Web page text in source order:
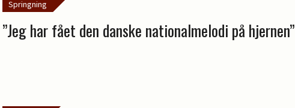
Springning
”Jeg har fået den danske nationalmelodi på hjernen”